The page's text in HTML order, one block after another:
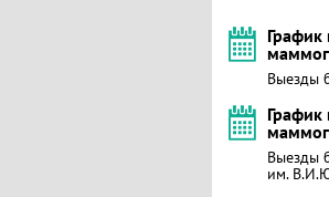
Выезды
Выезды
им.